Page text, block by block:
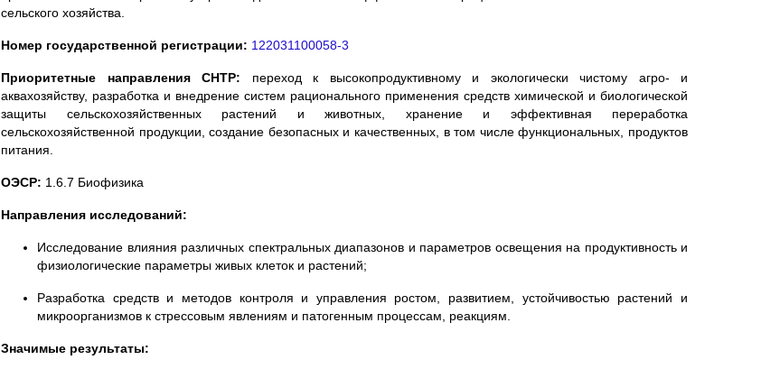
сельского хозяйства.
Номер государственной регистрации: 122031100058-3
Приоритетные направления СНТР: переход к высокопродуктивному и экологически чистому агро- и
аквахозяйству, разработка и внедрение систем рационального применения средств химической и биологической
защиты сельскохозяйственных растений и животных, хранение и эффективная переработка
сельскохозяйственной продукции, создание безопасных и качественных, в том числе функциональных, продуктов
питания.
ОЭСР: 1.6.7 Биофизика
Направления исследований:
Исследование влияния различных спектральных диапазонов и параметров освещения на продуктивность и
физиологические параметры живых клеток и растений;
Разработка средств и методов контроля и управления ростом, развитием, устойчивостью растений и
микроорганизмов к стрессовым явлениям и патогенным процессам, реакциям.
Значимые результаты: